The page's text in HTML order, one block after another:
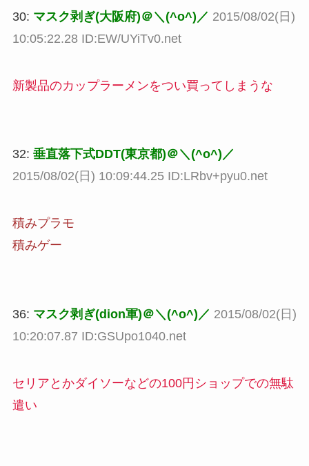
30: マスク剥ぎ(大阪府)＠＼(^o^)／ 2015/08/02(日)
10:05:22.28 ID:EW/UYiTv0.net
新製品のカップラーメンをつい買ってしまうな
32: 垂直落下式DDT(東京都)＠＼(^o^)／
2015/08/02(日) 10:09:44.25 ID:LRbv+pyu0.net
積みプラモ
積みゲー
36: マスク剥ぎ(dion軍)＠＼(^o^)／ 2015/08/02(日)
10:20:07.87 ID:GSUpo1040.net
セリアとかダイソーなどの100円ショップでの無駄
遣い